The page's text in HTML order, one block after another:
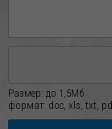
Размер: до 1,5Мб
формат: doc, xls, txt,